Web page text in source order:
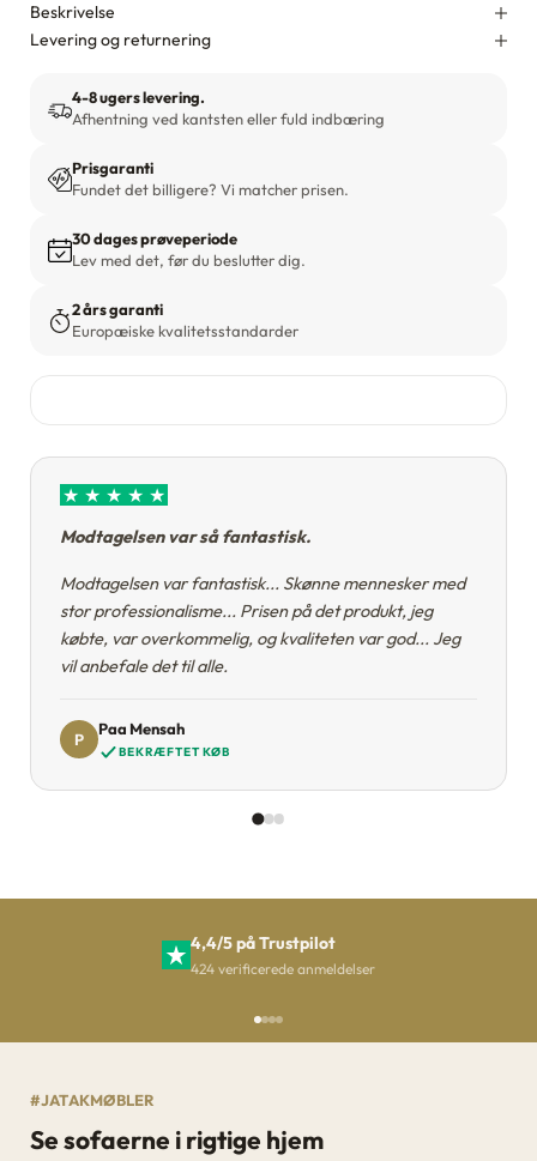
Beskrivelse
Levering og returnering
4-8 ugers levering.
Afhentning ved kantsten eller fuld indbæring
Prisgaranti
Fundet det billigere? Vi matcher prisen.
30 dages prøveperiode
Lev med det, før du beslutter dig.
2 års garanti
Europæiske kvalitetsstandarder
★ ★ ★ ★ ★
Modtagelsen var så fantastisk.
Modtagelsen var fantastisk... Skønne mennesker med
stor professionalisme... Prisen på det produkt, jeg
købte, var overkommelig, og kvaliteten var god... Jeg
vil anbefale det til alle.
P
Paa Mensah
BEKRÆFTET KØB
4,4/5 på Trustpilot
424 verificerede anmeldelser
Gå til element 1
Gå til element 2
Gå til element 3
Gå til element 4
#JATAKMØBLER
Se sofaerne i rigtige hjem